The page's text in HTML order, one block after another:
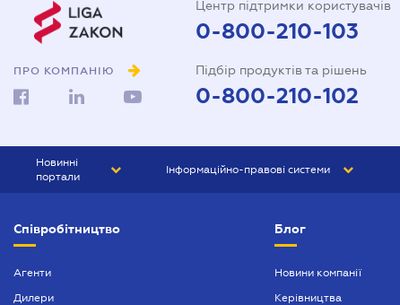
ПРО КОМПАНІЮ
Центр підтримки користувачів
0-800-210-103
Підбір продуктів та рішень
0-800-210-102
Новинні
портали
БІЗНЕС
Інформаційно-правові системи
БУХГАЛТЕР ПРОФ
Співробітництво
Агенти
Дилери
Блог
Новини компанії
Керівництва